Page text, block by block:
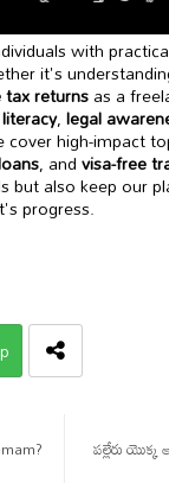
with
it's
returnsas a
,legal
high-impact
, andvisa-free
also keep our
progress.
పల్లేరు